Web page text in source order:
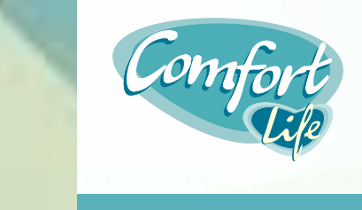
Перейти
контенту